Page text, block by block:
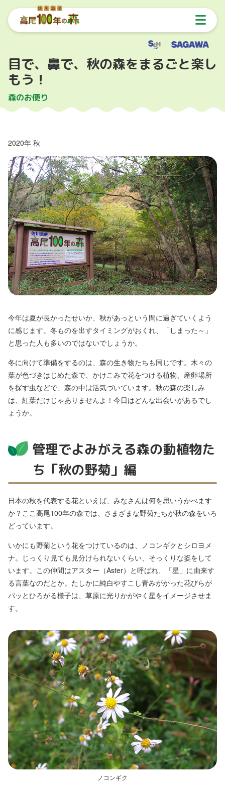
目で、鼻で、秋の森をまるごと楽し
もう！
森のお便り
2020年 秋
今年は夏が長かったせいか、秋があっという間に過ぎていくよう
に感じます。冬ものを出すタイミングがおくれ、「しまった～」
と思った人も多いのではないでしょうか。
冬に向けて準備をするのは、森の生き物たちも同じです。木々の
葉が色づきはじめた森で、かけこみで花をつける植物、産卵場所
を探す虫などで、森の中は活気づいています。秋の森の楽しみ
は、紅葉だけじゃありませんよ！今日はどんな出会いがあるでし
ょうか。
管理でよみがえる森の動植物た
ち「秋の野菊」編
日本の秋を代表する花といえば、みなさんは何を思いうかべます
か？ここ高尾100年の森では、さまざまな野菊たちが秋の森をいろ
どっています。
いかにも野菊という花をつけているのは、ノコンギクとシロヨメ
ナ。じっくり見ても見分けられないくらい、そっくりな姿をして
います。この仲間はアスター（Aster）と呼ばれ、「星」に由来す
る言葉なのだとか。たしかに純白やすこし青みがかった花びらが
パッとひろがる様子は、草原に光りかがやく星をイメージさせま
す。
ノコンギク